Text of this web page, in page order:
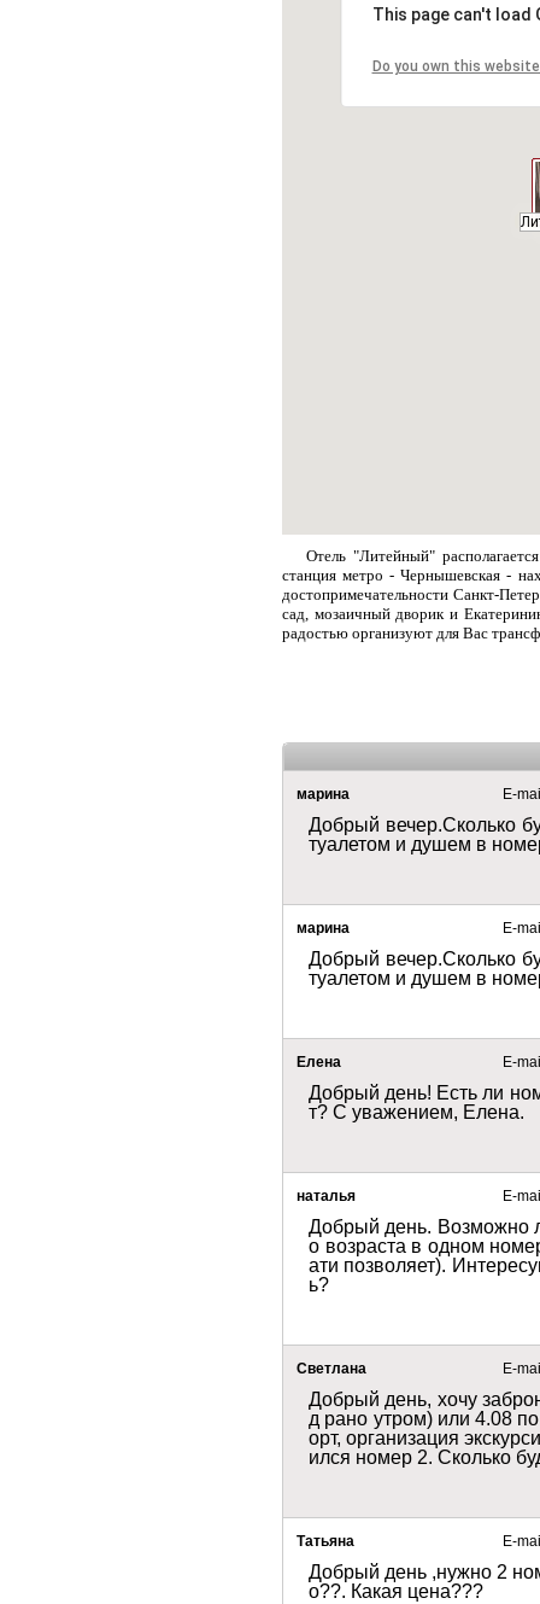
This page can't load
Do you own this
Отель "Литейный"
станция метро - Чернышевская -
достопримечательности Санкт-
сад, мозаичный дворик и
радостью организуют для Вас
марина E-
Добрый вечер.Сколько
туалетом и душем в
марина E-
Добрый вечер.Сколько
туалетом и душем в
Елена E-
Добрый день! Есть ли
т? С уважением, Елена.
наталья E-
Добрый день. Возможно
о возраста в одном
ати позволяет).
ь?
Светлана E-
Добрый день, хочу
д рано утром) или 4.08
орт, организация
ился номер 2. Сколько
Татьяна E-
Добрый день ,нужно 2
о??. Какая цена???